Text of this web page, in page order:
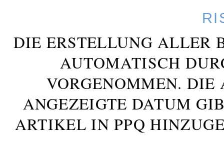
DIE ERSTELLUNG ALLER
AUTOMATISCH
VORGENOMMEN. DIE
ANGEZEIGTE DATUM
ARTIKEL IN PPQ